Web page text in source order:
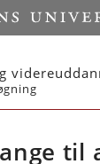
til